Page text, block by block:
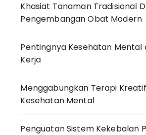
Khasiat Tanaman Tradisional
Pengembangan Obat Modern
Pentingnya Kesehatan Mental
Kerja
Menggabungkan Terapi
Kesehatan Mental
Penguatan Sistem Kekebalan